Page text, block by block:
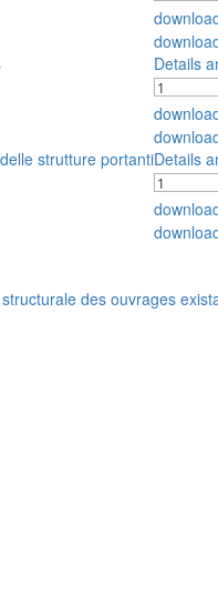
Details
strutture portantiDetails
des ouvrages